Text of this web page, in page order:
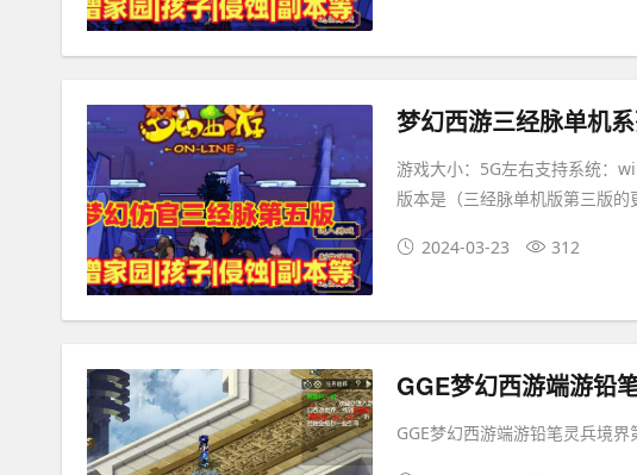
游戏大小：5G左右支持系统：
版本是（三经脉单机版第三版的
2024-03-23 312
GGE梦幻西游端游铅
GGE梦幻西游端游铅笔灵兵境